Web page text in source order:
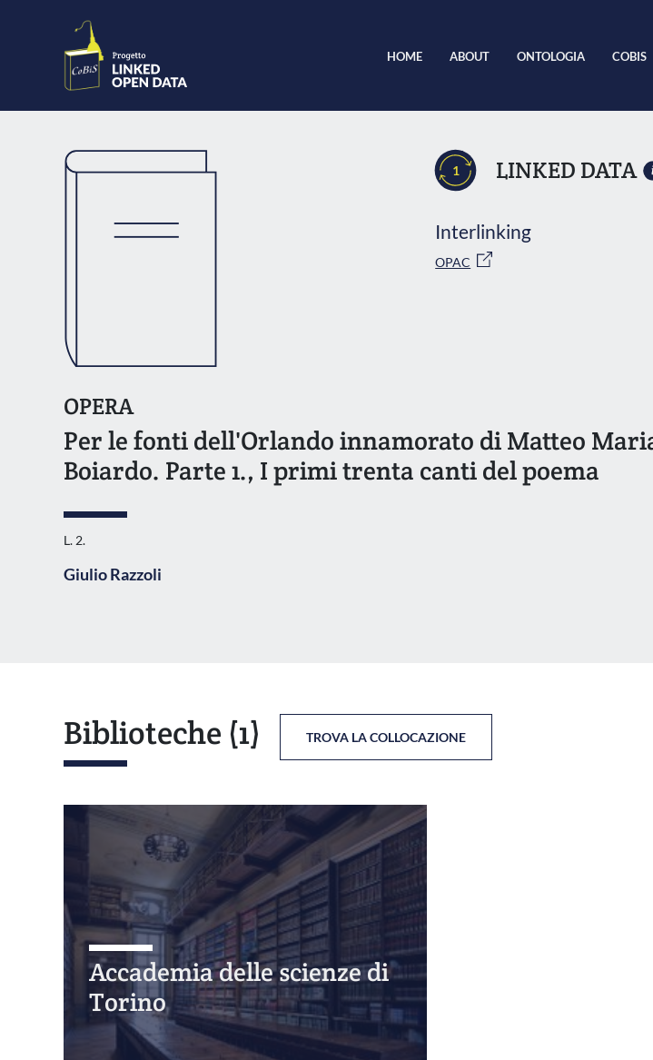
HOME ABOUT ONTOLOGIA COBIS
1 LINKED DATA
Interlinking
OPAC
OPERA
Per le fonti dell'Orlando innamorato di Matteo
Boiardo. Parte 1., I primi trenta canti del poema
L. 2.
Giulio Razzoli
Biblioteche (1) TROVA LA COLLOCAZIONE
Accademia delle scienze di
Torino